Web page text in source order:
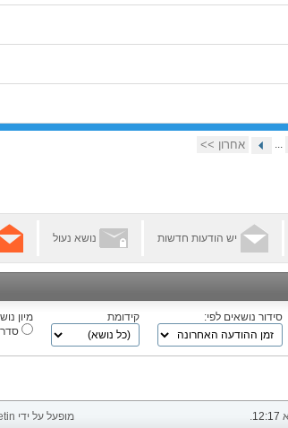
... אחרון >>
יש הודעות חדשות נושא נעול
סידור נושאים לפי: קידומת
מיון
12:17
. מופעל על ידי vBulletin™ © גרסה 4.1, 2011 vBulletin Solutions, Inc. כל הזכויות שמורות.